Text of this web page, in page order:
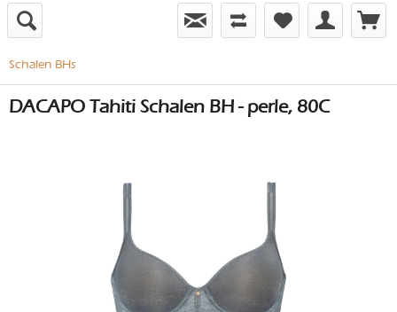
Schalen BHs
DACAPO Tahiti Schalen BH - perle, 80C